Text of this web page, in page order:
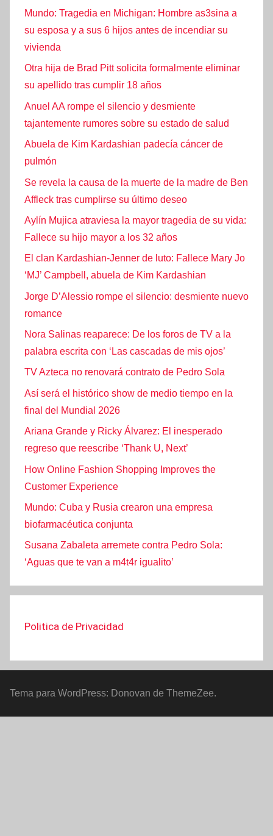
Mundo: Tragedia en Michigan: Hombre as3sina a
su esposa y a sus 6 hijos antes de incendiar su
vivienda
Otra hija de Brad Pitt solicita formalmente eliminar
su apellido tras cumplir 18 años
Anuel AA rompe el silencio y desmiente
tajantemente rumores sobre su estado de salud
Abuela de Kim Kardashian padecía cáncer de
pulmón
Se revela la causa de la muerte de la madre de Ben
Affleck tras cumplirse su último deseo
Aylín Mujica atraviesa la mayor tragedia de su vida:
Fallece su hijo mayor a los 32 años
El clan Kardashian-Jenner de luto: Fallece Mary Jo
‘MJ’ Campbell, abuela de Kim Kardashian
Jorge D’Alessio rompe el silencio: desmiente nuevo
romance
Nora Salinas reaparece: De los foros de TV a la
palabra escrita con ‘Las cascadas de mis ojos’
TV Azteca no renovará contrato de Pedro Sola
Así será el histórico show de medio tiempo en la
final del Mundial 2026
Ariana Grande y Ricky Álvarez: El inesperado
regreso que reescribe ‘Thank U, Next’
How Online Fashion Shopping Improves the
Customer Experience
Mundo: Cuba y Rusia crearon una empresa
biofarmacéutica conjunta
Susana Zabaleta arremete contra Pedro Sola:
‘Aguas que te van a m4t4r igualito’
Politica de Privacidad
Tema para WordPress: Donovan de ThemeZee.